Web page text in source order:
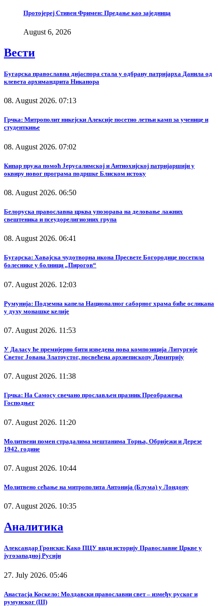
Протојереј Стивен Фримен: Предање као заједница
August 6, 2026
Вести
Бугарска православна дијаспора стала у одбрану патријарха Данила од
клевета архимандрита Никанора
08. August 2026. 07:13
Грчка: Митрополит никејски Алексије посетио летњи камп за ученице и
студенткиње
08. August 2026. 07:02
Кипар пружа помоћ Јерусалимској и Антиохијској патријаршији у
оквиру новог програма подршке Блиском истоку
08. August 2026. 06:50
Белоруска православна црква упозорава на деловање лажних
свештеника и псеудорелигиозних група
08. August 2026. 06:41
Бугарска: Хавајска чудотворна икона Пресвете Богородице посетила
болеснике у болници „Пирогов“
07. August 2026. 12:03
Румунија: Подземна капела Националног саборног храма биће осликана
у духу монашке келије
07. August 2026. 11:53
У Даласу ће премијерно бити изведена нова композиција Литургије
Светог Јована Златоустог, посвећена архиепископу Димитрију
07. August 2026. 11:38
Грчка: На Самосу свечано прослављен празник Преображења
Господњег
07. August 2026. 11:20
Молитвени помен страдалима мештанима Торња, Обријежи и Дерезе
1942. године
07. August 2026. 10:44
Молитвено сећање на митрополита Антонија (Блума) у Лондону
07. August 2026. 10:35
Аналитика
Александар Гронски: Како ПЦУ види историју Православне Цркве у
југозападној Русији
27. July 2026. 05:46
Анастасја Коскело: Молдавски православни свет – између руског и
румунског (III)